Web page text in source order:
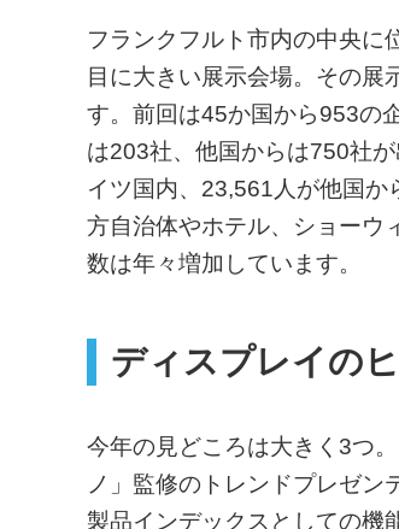
フランクフルト市内の中央に
目に大きい展示会場。その展
す。前回は45か国から953の
は203社、他国からは750社
イツ国内、23,561人が他国
方自治体やホテル、ショーウ
数は年々増加しています。
ディスプレイの
今年の見どころは大きく3つ
ノ」監修のトレンドプレゼ
製品インデックスとしての機